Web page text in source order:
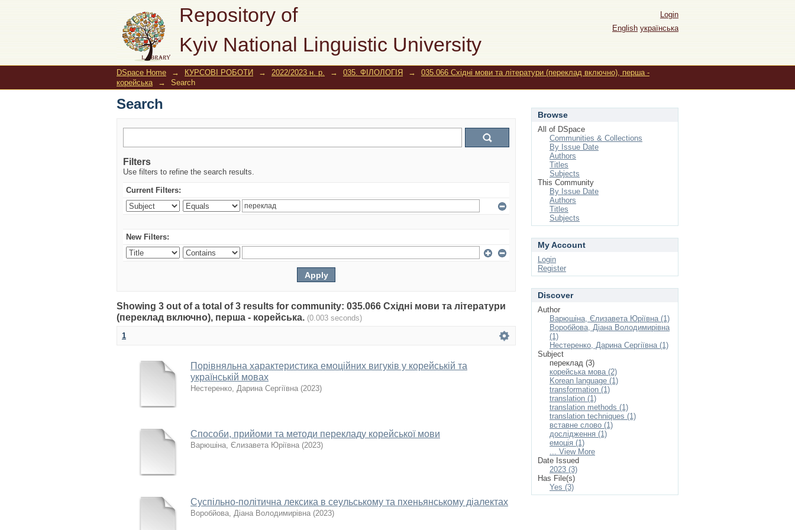
Repository of
Kyiv National Linguistic University
Search
Login
English українська
DSpace Home → КУРСОВІ РОБОТИ → 2022/2023 н. р. → 035. ФІЛОЛОГІЯ →
035.066 Східні мови та літератури (переклад включно), перша -
корейська
→ Search
Search
Filters
Use filters to refine the search results.
Current Filters:
New Filters:
Showing 3 out of a total of 3 results for community: 035.066 Східні мови та літератури
(переклад включно), перша - корейська. (0.003 seconds)
1
Порівняльна характеристика емоційних вигуків у корейській та
українській мовах
Нестеренко, Дарина Сергіївна (2023)
Способи, прийоми та методи перекладу корейської мови
Варюшіна, Єлизавета Юріївна (2023)
Суспільно-політична лексика в сеульському та пхеньянському діалектах
Воробйова, Діана Володимирівна (2023)
Browse
All of DSpace
Communities & Collections
By Issue Date
Authors
Titles
Subjects
This Community
By Issue Date
Authors
Titles
Subjects
My Account
Login
Register
Discover
Author
Варюшіна, Єлизавета Юріївна (1)
Воробйова, Діана Володимирівна
(1)
Нестеренко, Дарина Сергіївна (1)
Subject
переклад (3)
корейська мова (2)
Korean language (1)
transformation (1)
translation (1)
translation methods (1)
translation techniques (1)
вставне слово (1)
дослідження (1)
емоція (1)
... View More
Date Issued
2023 (3)
Has File(s)
Yes (3)